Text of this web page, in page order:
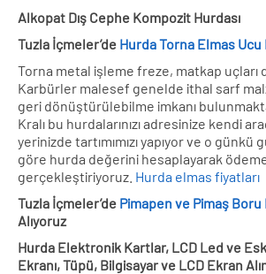
Alkopat Dış Cephe Kompozit Hurdası
Tuzla İçmeler’de Hurda Torna Elmas Ucu
Torna metal işleme freze, matkap uçları
Karbürler malesef genelde ithal sarf
geri dönüştürülebilme imkanı
Kralı bu hurdalarınızı adresinize kendi
yerinizde tartımımızı yapıyor ve o günkü
göre hurda değerini hesaplayarak
gerçekleştiriyoruz. Hurda elmas fiyatları
Tuzla İçmeler’de Pimapen ve Pimaş Boru
Alıyoruz
Hurda Elektronik Kartlar, LCD Led ve
Ekranı, Tüpü, Bilgisayar ve LCD Ekran